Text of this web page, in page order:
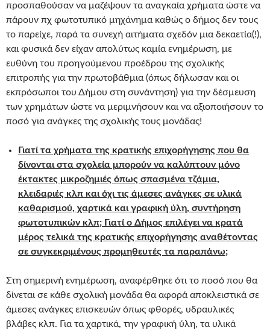
προσπαθούσαν να μαζέψουν τα αναγκαία χρήματα ώστε να
πάρουν πχ φωτοτυπικό μηχάνημα καθώς ο δήμος δεν τους
το παρείχε, παρά τα συνεχή αιτήματα σχεδόν μια δεκαετία(!),
και φυσικά δεν είχαν απολύτως καμία ενημέρωση, με
ευθύνη του προηγούμενου προέδρου της σχολικής
επιτροπής για την πρωτοβάθμια (όπως δήλωσαν και οι
εκπρόσωποι του Δήμου στη συνάντηση) για την δέσμευση
των χρημάτων ώστε να μεριμνήσουν και να αξιοποιήσουν το
ποσό για ανάγκες της σχολικής τους μονάδας!
Γιατί τα χρήματα της κρατικής επιχορήγησης που θα
δίνονται στα σχολεία μπορούν να καλύπτουν μόνο
έκτακτες μικροζημιές όπως σπασμένα τζάμια,
κλειδαριές κλπ και όχι τις άμεσες ανάγκες σε υλικά
καθαρισμού, χαρτικά και γραφική ύλη, συντήρηση
φωτοτυπικών κλπ; Γιατί ο Δήμος επιλέγει να κρατά
μέρος τελικά της κρατικής επιχορήγησης αναθέτοντας
σε συγκεκριμένους προμηθευτές τα παραπάνω;
Στη σημερινή ενημέρωση, αναφέρθηκε ότι το ποσό που θα
δίνεται σε κάθε σχολική μονάδα θα αφορά αποκλειστικά σε
άμεσες ανάγκες επισκευών όπως φθορές, υδραυλικές
βλάβες κλπ. Για τα χαρτικά, την γραφική ύλη, τα υλικά